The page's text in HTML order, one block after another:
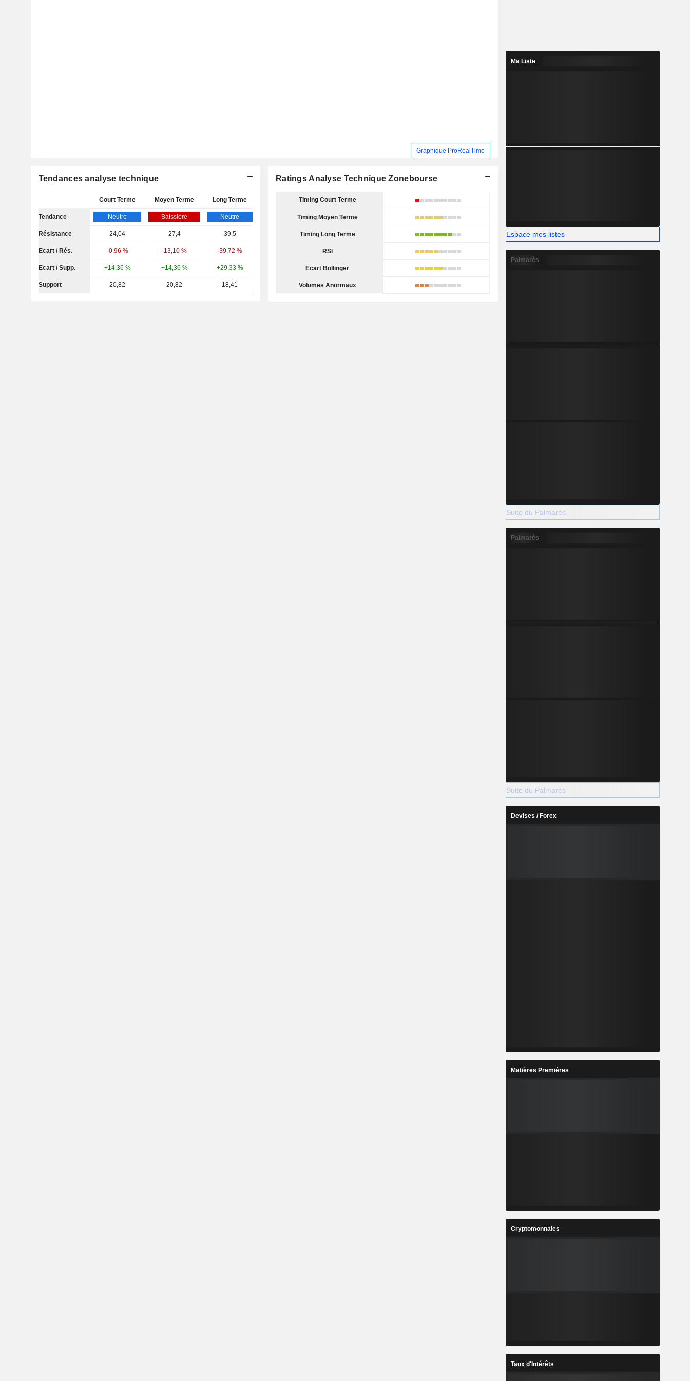
Graphique ProRealTime
Tendances analyse technique
Court Terme Moyen Terme Long Terme
Tendance Neutre Baissière Neutre
Résistance 24,04 27,4 39,5
Ecart / Rés. -0,96 % -13,10 % -39,72 %
Ecart / Supp. +14,36 % +14,36 % +29,33 %
Support 20,82 20,82 18,41
Ratings Analyse Technique Zonebourse
Timing Court Terme
Timing Moyen Terme
Timing Long Terme
RSI
Ecart Bollinger
Volumes Anormaux
Ma Liste
Espace mes listes
Palmarès
Suite du Palmarès
Palmarès
Suite du Palmarès
Devises / Forex
Matières Premières
Cryptomonnaies
Taux d'Intérêts